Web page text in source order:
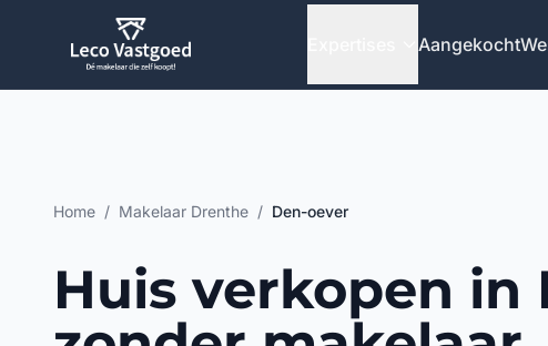
Ga direct naar inhoud
Aangekocht
Home / Makelaar Drenthe / Den-oever
Huis verkopen in